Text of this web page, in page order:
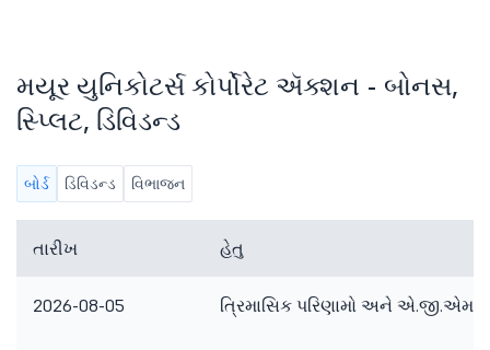
મયૂર યુનિકોટર્સ કોર્પોરેટ ઍક્શન - બોનસ,
સ્પ્લિટ, ડિવિડન્ડ
બોર્ડ ડિવિડન્ડ વિભાજન
તારીખ હેતુ
2026-08-05 ત્રિમાસિક પરિણામો અને એ.જી.એમ.